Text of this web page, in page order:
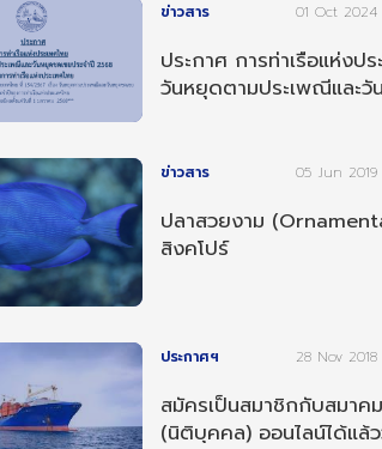
ข่าวสาร 01 Oct 2024
ประกาศ การท่าเรือแห่งปร
วันหยุดตามประเพณีและวั
ข่าวสาร 05 Jun 2019
ปลาสวยงาม
สิงคโปร์
ประกาศฯ 28 Nov 2018
สมัครเป็นสมาชิกกับสมาค
(นิติบุคคล) ออนไลน์ได้แล้